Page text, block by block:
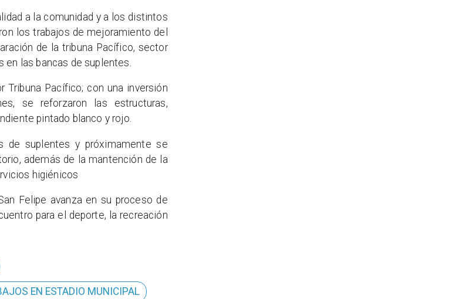
a la comunidad y a los distintos
los trabajos de mejoramiento del
de la tribuna Pacífico, sector
las bancas de suplentes.
Pacífico; con una inversión
se reforzaron las estructuras,
pintado blanco y rojo.
de suplentes y próximamente se
además de la mantención de la
higiénicos
Felipe avanza en su proceso de
para el deporte, la recreación
EN ESTADIO MUNICIPAL